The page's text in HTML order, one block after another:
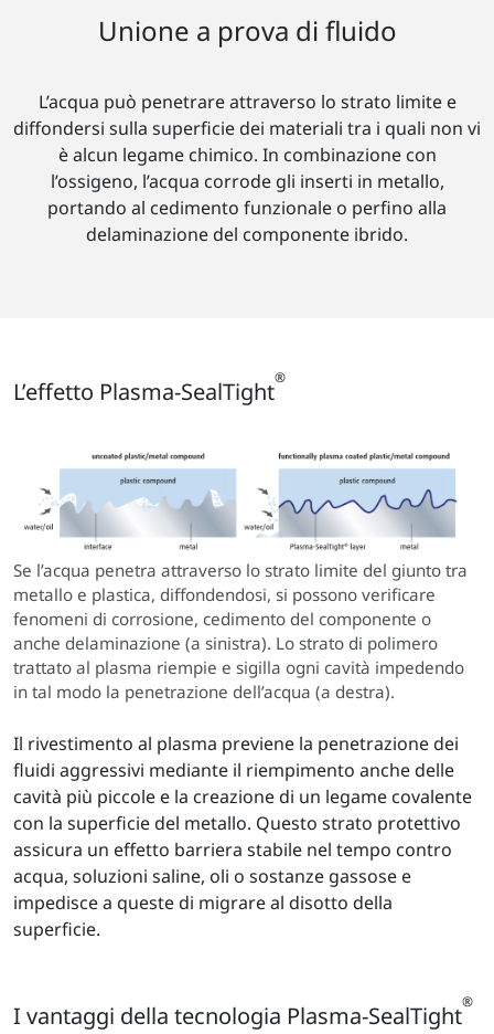
Unione a prova di fluido
L’acqua può penetrare attraverso lo strato limite e
diffondersi sulla superficie dei materiali tra i quali non vi
è alcun legame chimico. In combinazione con
l’ossigeno, l’acqua corrode gli inserti in metallo,
portando al cedimento funzionale o perfino alla
delaminazione del componente ibrido.
L’effetto Plasma-SealTight®
Se l’acqua penetra attraverso lo strato limite del giunto tra
metallo e plastica, diffondendosi, si possono verificare
fenomeni di corrosione, cedimento del componente o
anche delaminazione (a sinistra). Lo strato di polimero
trattato al plasma riempie e sigilla ogni cavità impedendo
in tal modo la penetrazione dell’acqua (a destra).
Il rivestimento al plasma previene la penetrazione dei
fluidi aggressivi mediante il riempimento anche delle
cavità più piccole e la creazione di un legame covalente
con la superficie del metallo. Questo strato protettivo
assicura un effetto barriera stabile nel tempo contro
acqua, soluzioni saline, oli o sostanze gassose e
impedisce a queste di migrare al disotto della
superficie.
I vantaggi della tecnologia Plasma-SealTight®